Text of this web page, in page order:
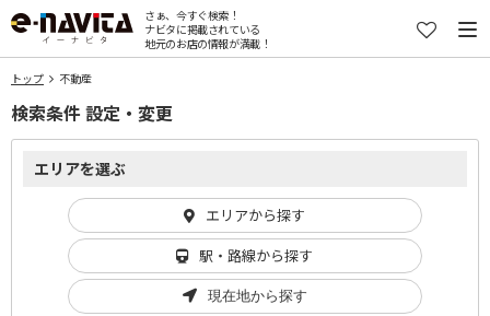
さぁ、今すぐ検索！
ナビタに掲載されている
地元のお店の情報が満載！
トップ 不動産
検索条件 設定・変更
エリアを選ぶ
エリアから探す
駅・路線から探す
現在地から探す